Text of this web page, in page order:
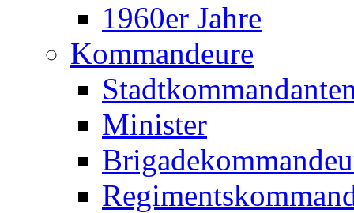
1960er Jahre
Kommandeure
Minister